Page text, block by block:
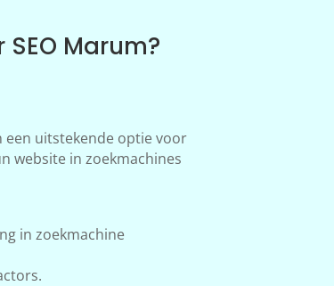
Marum?
een uitstekende optie voor
website in zoekmachines
in zoekmachine